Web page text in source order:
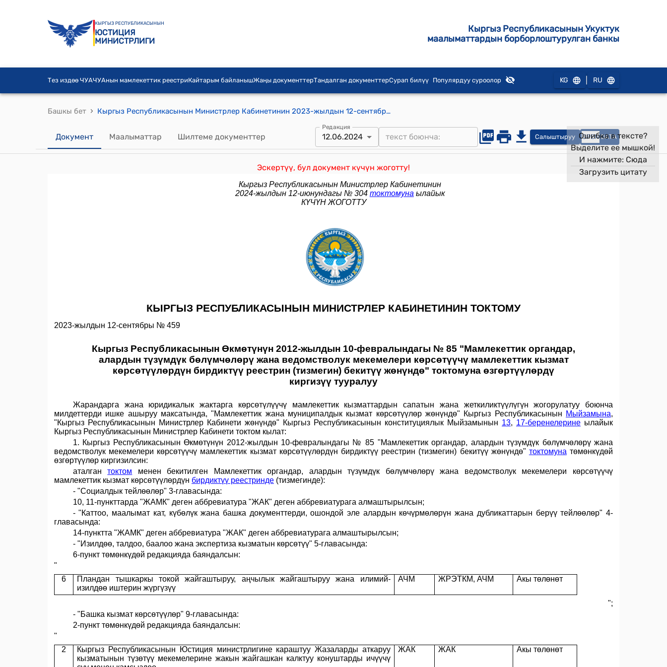
КЫРГЫЗ РЕСПУБЛИКАСЫНЫН
ЮСТИЦИЯ
МИНИСТРЛИГИ
Кыргыз Республикасынын Укуктук
маалыматтардын борборлоштурулган банкы
Тез издөө ЧУАЧУАнын мамлекеттик реестриКайтарым байланышЖаңы документтерТандалган документтерСурап билүү Популярдуу суроолор KG RU
Башкы бет › Кыргыз Республикасынын Министрлер Кабинетинин 2023-жылдын 12-сентябрындагы № 459 "Кыргыз Республикасынын Өкмөтүнүн 2012-жылдын 10-февралындагы № 85 "Мамлекеттик органдар, алардын түзүмдүк бөлүмчөлөрү жана ведомстволук мекемелери көрсөтүүчү мамлекеттик кызмат көрсөтүүлөрдүн бирдиктүү реестрин (тизмегин) бекитүү жөнүндө" токтомуна өзгөртүүлөрдү киргизүү тууралуу" токтому
Документ Маалыматтар Шилтеме документтер
Редакция
12.06.2024 Салыштыруу OPEN DATA
Эскертүү, бул документ күчүн жоготту!
Ошибка в тексте?
Выделите ее мышкой!
И нажмите: Сюда
Загрузить цитату